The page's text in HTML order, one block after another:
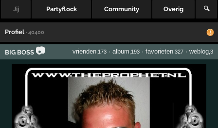
Jij Partyflock Community Overig 🔍
Profiel · 40400
BIG BOSS 📷 vrienden,173· album ,193· favorieten,327· weblog,3